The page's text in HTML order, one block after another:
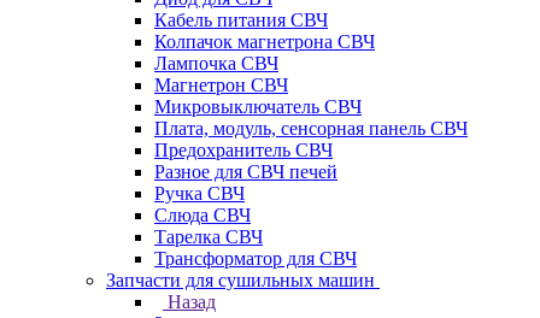
Кабель питания СВЧ
Колпачок магнетрона СВЧ
Лампочка СВЧ
Магнетрон СВЧ
Микровыключатель СВЧ
Плата, модуль, сенсорная панель СВЧ
Предохранитель СВЧ
Разное для СВЧ печей
Ручка СВЧ
Слюда СВЧ
Тарелка СВЧ
Трансформатор для СВЧ
Запчасти для сушильных машин
Назад